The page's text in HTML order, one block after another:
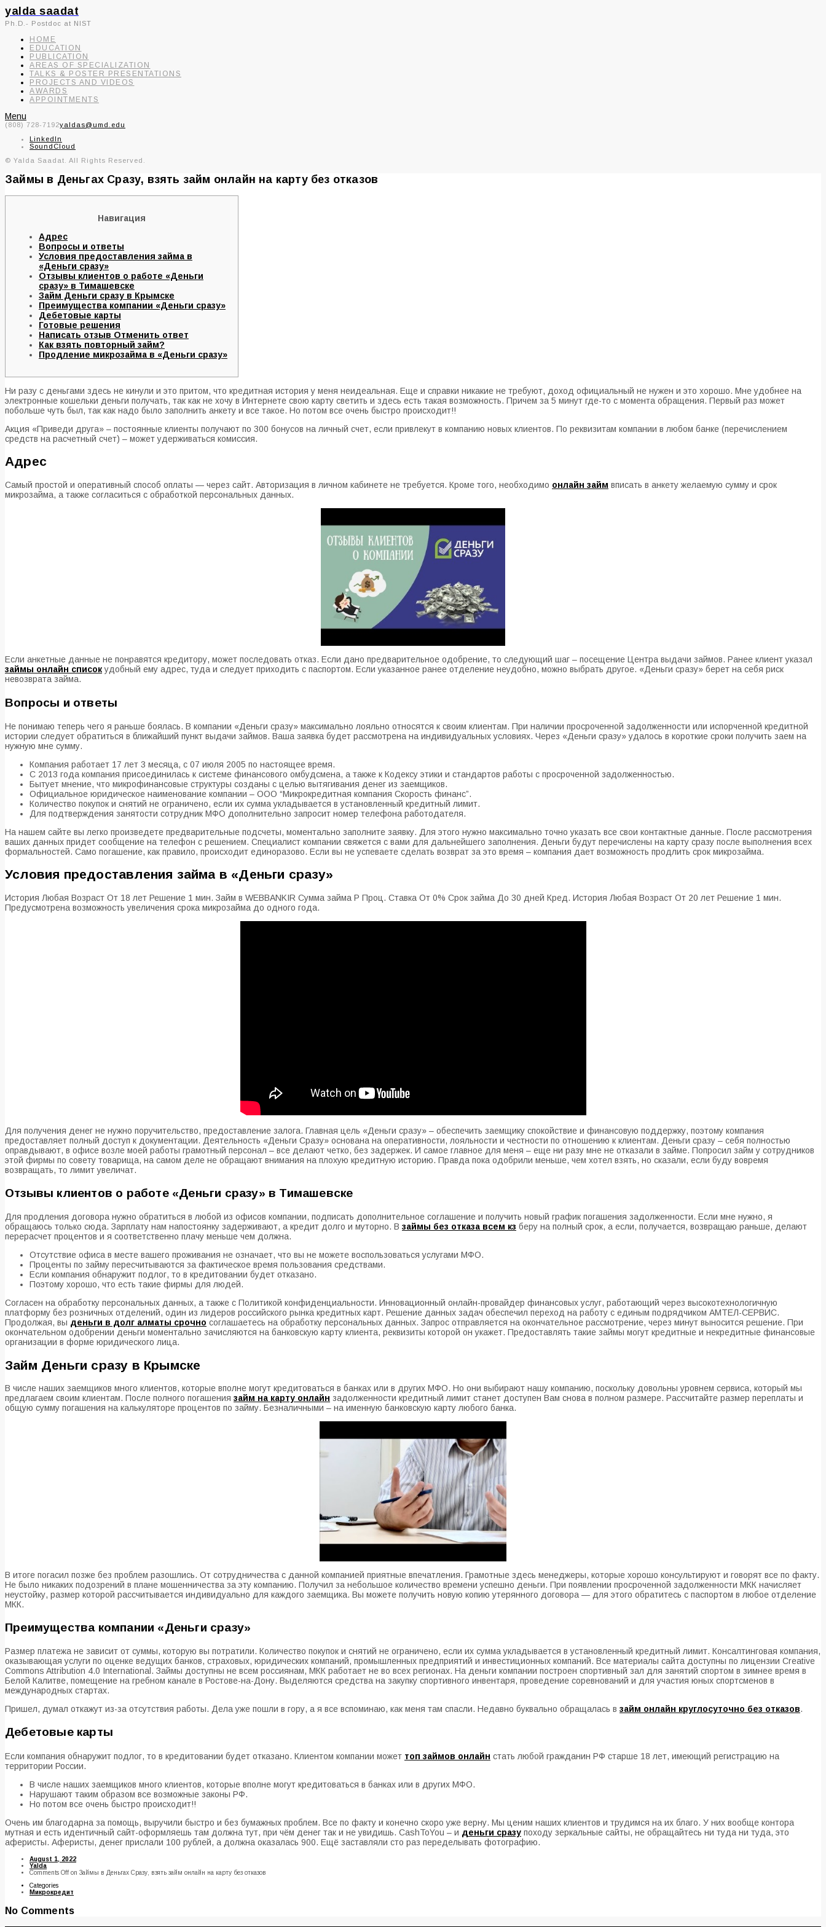
yalda saadat
Ph.D.- Postdoc at NIST
HOME
EDUCATION
PUBLICATION
AREAS OF SPECIALIZATION
TALKS & POSTER PRESENTATIONS
PROJECTS AND VIDEOS
AWARDS
APPOINTMENTS
Menu
(808) 728-7192yaldas@umd.edu
LinkedIn
SoundCloud
© Yalda Saadat. All Rights Reserved.
Займы в Деньгах Сразу, взять займ онлайн на карту без отказов
Навигация
Адрес
Вопросы и ответы
Условия предоставления займа в
«Деньги сразу»
Отзывы клиентов о работе «Деньги
сразу» в Тимашевске
Займ Деньги сразу в Крымске
Преимущества компании «Деньги сразу»
Дебетовые карты
Готовые решения
Написать отзыв Отменить ответ
Как взять повторный займ?
Продление микрозайма в «Деньги сразу»
Ни разу с деньгами здесь не кинули и это притом, что кредитная история у меня неидеальная. Еще и справки никакие не требуют, доход официальный не нужен и это хорошо. Мне удобнее на
электронные кошельки деньги получать, так как не хочу в Интернете свою карту светить и здесь есть такая возможность. Причем за 5 минут где-то с момента обращения. Первый раз может
побольше чуть был, так как надо было заполнить анкету и все такое. Но потом все очень быстро происходит!!
Акция «Приведи друга» – постоянные клиенты получают по 300 бонусов на личный счет, если привлекут в компанию новых клиентов. По реквизитам компании в любом банке (перечислением
средств на расчетный счет) – может удерживаться комиссия.
Адрес
Самый простой и оперативный способ оплаты — через сайт. Авторизация в личном кабинете не требуется. Кроме того, необходимо онлайн займ вписать в анкету желаемую сумму и срок
микрозайма, а также согласиться с обработкой персональных данных.
Если анкетные данные не понравятся кредитору, может последовать отказ. Если дано предварительное одобрение, то следующий шаг – посещение Центра выдачи займов. Ранее клиент указал
займы онлайн списокудобный ему адрес, туда и следует приходить с паспортом. Если указанное ранее отделение неудобно, можно выбрать другое. «Деньги сразу» берет на себя риск
невозврата займа.
Вопросы и ответы
Не понимаю теперь чего я раньше боялась. В компании «Деньги сразу» максимально лояльно относятся к своим клиентам. При наличии просроченной задолженности или испорченной кредитной
истории следует обратиться в ближайший пункт выдачи займов. Ваша заявка будет рассмотрена на индивидуальных условиях. Через «Деньги сразу» удалось в короткие сроки получить заем на
нужную мне сумму.
Компания работает 17 лет 3 месяца, с 07 июля 2005 по настоящее время.
С 2013 года компания присоединилась к системе финансового омбудсмена, а также к Кодексу этики и стандартов работы с просроченной задолженностью.
Бытует мнение, что микрофинансовые структуры созданы с целью вытягивания денег из заемщиков.
Официальное юридическое наименование компании – ООО “Микрокредитная компания Скорость финанс”.
Количество покупок и снятий не ограничено, если их сумма укладывается в установленный кредитный лимит.
Для подтверждения занятости сотрудник МФО дополнительно запросит номер телефона работодателя.
На нашем сайте вы легко произведете предварительные подсчеты, моментально заполните заявку. Для этого нужно максимально точно указать все свои контактные данные. После рассмотрения
ваших данных придет сообщение на телефон с решением. Специалист компании свяжется с вами для дальнейшего заполнения. Деньги будут перечислены на карту сразу после выполнения всех
формальностей. Само погашение, как правило, происходит единоразово. Если вы не успеваете сделать возврат за это время – компания дает возможность продлить срок микрозайма.
Условия предоставления займа в «Деньги сразу»
История Любая Возраст От 18 лет Решение 1 мин. Займ в WEBBANKIR Сумма займа Р Проц. Ставка От 0% Срок займа До 30 дней Кред. История Любая Возраст От 20 лет Решение 1 мин.
Предусмотрена возможность увеличения срока микрозайма до одного года.
Для получения денег не нужно поручительство, предоставление залога. Главная цель «Деньги сразу» – обеспечить заемщику спокойствие и финансовую поддержку, поэтому компания
предоставляет полный доступ к документации. Деятельность «Деньги Сразу» основана на оперативности, лояльности и честности по отношению к клиентам. Деньги сразу – себя полностью
оправдывают, в офисе возле моей работы грамотный персонал – все делают четко, без задержек. И самое главное для меня – еще ни разу мне не отказали в займе. Попросил займ у сотрудников
этой фирмы по совету товарища, на самом деле не обращают внимания на плохую кредитную историю. Правда пока одобрили меньше, чем хотел взять, но сказали, если буду вовремя
возвращать, то лимит увеличат.
Отзывы клиентов о работе «Деньги сразу» в Тимашевске
Для продления договора нужно обратиться в любой из офисов компании, подписать дополнительное соглашение и получить новый график погашения задолженности. Если мне нужно, я
обращаюсь только сюда. Зарплату нам напостоянку задерживают, а кредит долго и муторно. В займы без отказа всем кз беру на полный срок, а если, получается, возвращаю раньше, делают
перерасчет процентов и я соответственно плачу меньше чем должна.
Отсутствие офиса в месте вашего проживания не означает, что вы не можете воспользоваться услугами МФО.
Проценты по займу пересчитываются за фактическое время пользования средствами.
Если компания обнаружит подлог, то в кредитовании будет отказано.
Поэтому хорошо, что есть такие фирмы для людей.
Согласен на обработку персональных данных, а также с Политикой конфиденциальности. Инновационный онлайн-провайдер финансовых услуг, работающий через высокотехнологичную
платформу без розничных отделений, один из лидеров российского рынка кредитных карт. Решение данных задач обеспечил переход на работу с единым подрядчиком АМТЕЛ-СЕРВИС.
Продолжая, вы деньги в долг алматы срочно соглашаетесь на обработку персональных данных. Запрос отправляется на окончательное рассмотрение, через минут выносится решение. При
окончательном одобрении деньги моментально зачисляются на банковскую карту клиента, реквизиты которой он укажет. Предоставлять такие займы могут кредитные и некредитные финансовые
организации в форме юридического лица.
Займ Деньги сразу в Крымске
В числе наших заемщиков много клиентов, которые вполне могут кредитоваться в банках или в других МФО. Но они выбирают нашу компанию, поскольку довольны уровнем сервиса, который мы
предлагаем своим клиентам. После полного погашения займ на карту онлайн задолженности кредитный лимит станет доступен Вам снова в полном размере. Рассчитайте размер переплаты и
общую сумму погашения на калькуляторе процентов по займу. Безналичными – на именную банковскую карту любого банка.
В итоге погасил позже без проблем разошлись. От сотрудничества с данной компанией приятные впечатления. Грамотные здесь менеджеры, которые хорошо консультируют и говорят все по факту.
Не было никаких подозрений в плане мошенничества за эту компанию. Получил за небольшое количество времени успешно деньги. При появлении просроченной задолженности МКК начисляет
неустойку, размер которой рассчитывается индивидуально для каждого заемщика. Вы можете получить новую копию утерянного договора — для этого обратитесь с паспортом в любое отделение
МКК.
Преимущества компании «Деньги сразу»
Размер платежа не зависит от суммы, которую вы потратили. Количество покупок и снятий не ограничено, если их сумма укладывается в установленный кредитный лимит. Консалтинговая компания,
оказывающая услуги по оценке ведущих банков, страховых, юридических компаний, промышленных предприятий и инвестиционных компаний. Все материалы сайта доступны по лицензии Creative
Commons Attribution 4.0 International. Займы доступны не всем россиянам, МКК работает не во всех регионах. На деньги компании построен спортивный зал для занятий спортом в зимнее время в
Белой Калитве, помещение на гребном канале в Ростове-на-Дону. Выделяются средства на закупку спортивного инвентаря, проведение соревнований и для участия юных спортсменов в
международных стартах.
Пришел, думал откажут из-за отсутствия работы. Дела уже пошли в гору, а я все вспоминаю, как меня там спасли. Недавно буквально обращалась в займ онлайн круглосуточно без отказов.
Дебетовые карты
Если компания обнаружит подлог, то в кредитовании будет отказано. Клиентом компании может топ займов онлайн стать любой гражданин РФ старше 18 лет, имеющий регистрацию на
территории России.
В числе наших заемщиков много клиентов, которые вполне могут кредитоваться в банках или в других МФО.
Нарушают таким образом все возможные законы РФ.
Но потом все очень быстро происходит!!
Очень им благодарна за помощь, выручили быстро и без бумажных проблем. Все по факту и конечно скоро уже верну. Мы ценим наших клиентов и трудимся на их благо. У них вообще контора
мутная и есть идентичный сайт-оформляешь там должна тут, при чём денег так и не увидишь. CashToYou – и деньги сразу походу зеркальные сайты, не обращайтесь ни туда ни туда, это
аферисты. Аферисты, денег прислали 100 рублей, а должна оказалась 900. Ещё заставляли сто раз переделывать фотографию.
August 1, 2022
Yalda
Comments Off on Займы в Деньгах Сразу, взять займ онлайн на карту без отказов
Categories
Микрокредит
No Comments